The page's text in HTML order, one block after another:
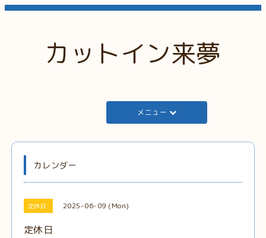
カットイン来夢
メニュー
カレンダー
定休日 2025-06-09 (Mon)
定休日